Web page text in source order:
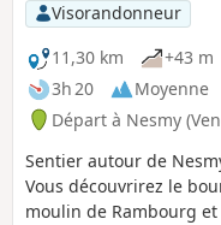
Visorandonneur
11,30 km
+43 m
3h 20
Moyenne
Départ à Nesmy
Sentier autour de
Vous découvrirez le
moulin de Rambourg